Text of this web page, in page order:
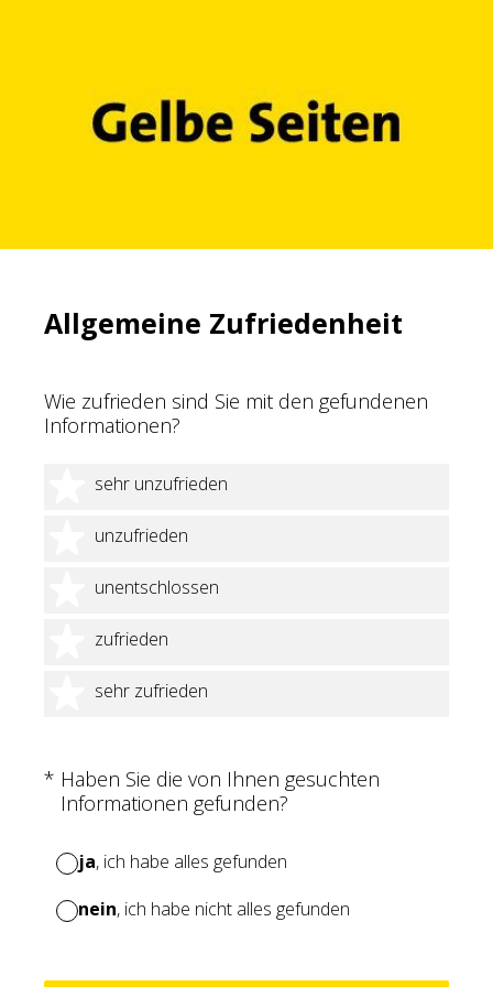
Allgemeine Zufriedenheit
Wie zufrieden sind Sie mit den gefundenen
Informationen?
sehr unzufrieden
1 Stern
unzufrieden
2 Sterne
unentschlossen
3 Sterne
zufrieden
4 Sterne
sehr zufrieden
5 Sterne
* Haben Sie die von Ihnen gesuchten
Informationen gefunden?
(Erforderlich.)
ja, ich habe alles gefunden
nein, ich habe nicht alles gefunden